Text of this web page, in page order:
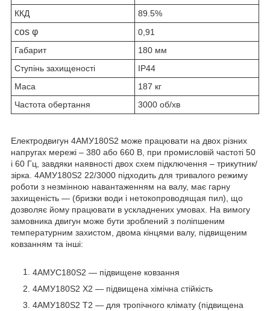
ККД
89.5%
cos φ
0,91
Габарит
180 мм
Ступінь захищеності
IP44
Маса
187 кг
Частота обертання
3000 об/хв
Електродвигун 4АМУ180Ѕ2 може працювати на двох різних
напругах мережі – 380 або 660 В, при промисловій частоті 50
і 60 Гц, завдяки наявності двох схем підключення – трикутник/
зірка. 4АМУ180Ѕ2 22/3000 підходить для тривалого режиму
роботи з незмінною навантаженням на валу, має гарну
захищеність ― (бризки води і нетокопроводящая пил), що
дозволяє йому працювати в ускладнених умовах. На вимогу
замовника двигун може бути зроблений з поліпшеним
температурним захистом, двома кінцями валу, підвищеним
ковзанням та інші:
4АМУС180Ѕ2 ― підвищене ковзання
4АМУ180Ѕ2 Х2 ― підвищена хімічна стійкість
4АМУ180Ѕ2 Т2 ― для тропічного клімату (підвищена